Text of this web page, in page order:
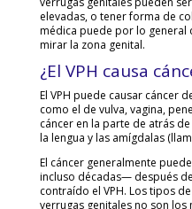
elevadas, o tener forma de
médica puede por lo general
mirar la zona genital.
¿El VPH causa
El VPH puede causar cáncer
como el de vulva, vagina,
cáncer en la parte de atrás
la lengua y las amígdalas
El cáncer generalmente
incluso décadas— después
contraído el VPH. Los tipos
verrugas genitales no son